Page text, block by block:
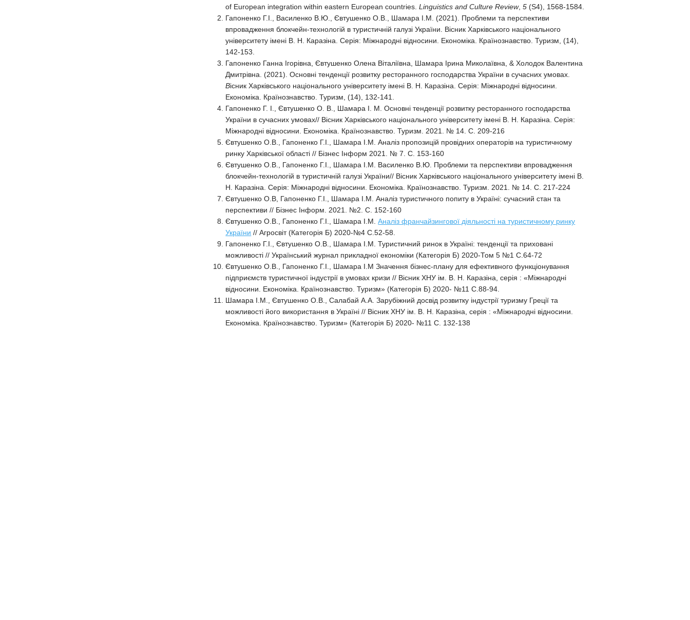
of European integration within eastern European countries.Linguistics and Culture Review,5 (S4), 1568-1584.
Гапоненко Г.І., Василенко В.Ю., Євтушенко О.В., Шамара І.М. (2021). Проблеми та перспективи
впровадження блокчейн-технологій в туристичній галузі України. Вісник Харківського національного
університету імені В. Н. Каразіна. Серія: Міжнародні відносини. Економіка. Країнознавство. Туризм, (14),
142-153.
Гапоненко Ганна Ігорівна, Євтушенко Олена Віталіївна, Шамара Ірина Миколаївна, & Холодок Валентина
Дмитрівна. (2021). Основні тенденції розвитку ресторанного господарства України в сучасних умовах.
Вісник Харківського національного університету імені В. Н. Каразіна. Серія: Міжнародні відносини.
Економіка. Країнознавство. Туризм, (14), 132-141.
Гапоненко Г. І., Євтушенко О. В., Шамара І. М. Основні тенденції розвитку ресторанного господарства
України в сучасних умовах// Вісник Харківського національного університету імені В. Н. Каразіна. Серія:
Міжнародні відносини. Економіка. Країнознавство. Туризм. 2021. № 14. С. 209-216
Євтушенко О.В., Гапоненко Г.І., Шамара І.М. Аналіз пропозицій провідних операторів на туристичному
ринку Харківської області // Бізнес Інформ 2021. № 7. С. 153-160
Євтушенко О.В., Гапоненко Г.І., Шамара І.М. Василенко В.Ю. Проблеми та перспективи впровадження
блокчейн-технологій в туристичній галузі України// Вісник Харківського національного університету імені В.
Н. Каразіна. Серія: Міжнародні відносини. Економіка. Країнознавство. Туризм. 2021. № 14. С. 217-224
Євтушенко О.В, Гапоненко Г.І., Шамара І.М. Аналіз туристичного попиту в Україні: сучасний стан та
перспективи // Бізнес Інформ. 2021. №2. С. 152-160
Євтушенко О.В., Гапоненко Г.І., Шамара І.М.Аналіз франчайзингової діяльності на туристичному ринку
України // Агросвіт (Категорія Б) 2020-№4 С.52-58.
Гапоненко Г.І., Євтушенко О.В., Шамара І.М. Туристичний ринок в Україні: тенденції та приховані
можливості // Український журнал прикладної економіки (Категорія Б) 2020-Том 5 №1 С.64-72
Євтушенко О.В., Гапоненко Г.І., Шамара І.М Значення бізнес-плану для ефективного функціонування
підприємств туристичної індустрії в умовах кризи // Вісник ХНУ ім. В. Н. Каразіна, серія : «Міжнародні
відносини. Економіка. Країнознавство. Туризм» (Категорія Б) 2020- №11 С.88-94.
Шамара І.М., Євтушенко О.В., Салабай А.А. Зарубіжний досвід розвитку індустрії туризму Греції та
можливості його використання в Україні // Вісник ХНУ ім. В. Н. Каразіна, серія : «Міжнародні відносини.
Економіка. Країнознавство. Туризм» (Категорія Б) 2020- №11 С. 132-138